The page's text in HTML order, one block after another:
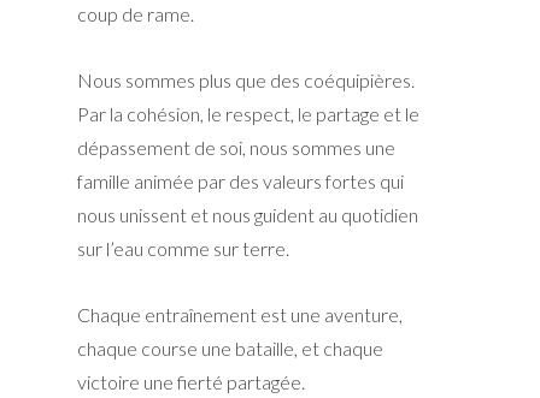
coup de rame.
Nous sommes plus que des coéquipières.
Par la cohésion, le respect, le partage et le
dépassement de soi, nous sommes une
famille animée par des valeurs fortes qui
nous unissent et nous guident au quotidien
sur l’eau comme sur terre.
Chaque entraînement est une aventure,
chaque course une bataille, et chaque
victoire une fierté partagée.